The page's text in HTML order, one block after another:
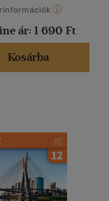
ár: 1 690 Ft
Kosárba